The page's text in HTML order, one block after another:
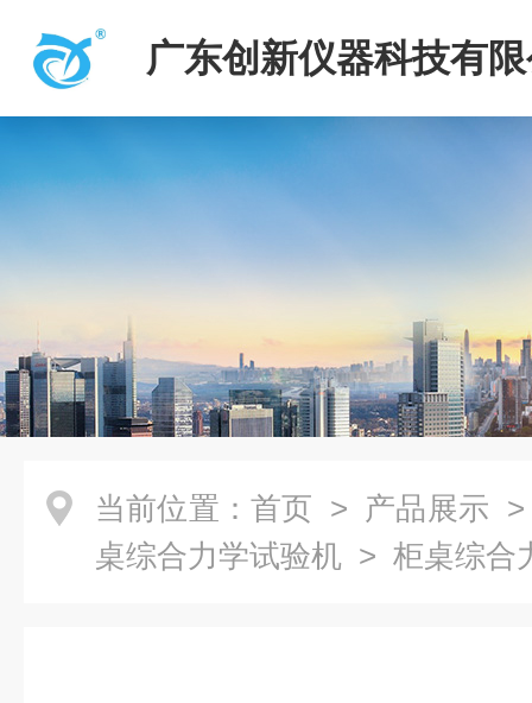
广东创新仪器科技有
当前位置： 首页 > 产品展示
桌综合力学试验机 > 柜桌综合